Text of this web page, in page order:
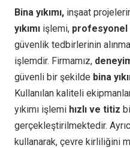
Bina yıkımı, inşaat
yıkımı işlemi, profesyonel
güvenlik tedbirlerinin
işlemdir. Firmamız,
güvenli bir şekilde bina
Kullanılan kaliteli
yıkımı işlemi hızlı ve titiz
gerçekleştirilmektedir.
kullanarak, çevre kirliliğini